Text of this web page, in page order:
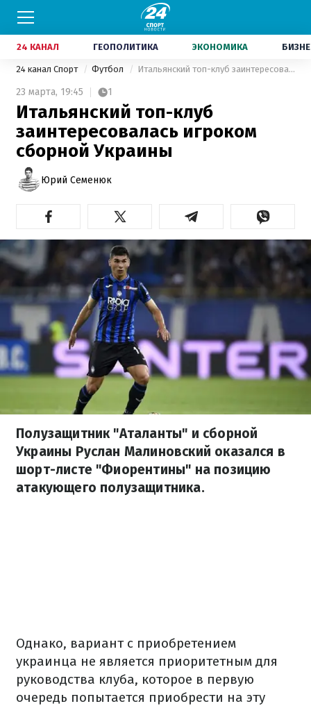
24 КАНАЛ ГЕОПОЛИТИКА ЭКОНОМИКА
24 канал Спорт Футбол Итальянский топ-клуб заинтересовалась игроком сборной Украины
23 марта, 19:45 1
Итальянский топ-клуб
заинтересовалась игроком
сборной Украины
Юрий Семенюк
Полузащитник "Аталанты" и сборной
Украины Руслан Малиновский оказался в
шорт-листе "Фиорентины" на позицию
атакующего полузащитника.
Однако, вариант с приобретением
украинца не является приоритетным для
руководства клуба, которое в первую
очередь попытается приобрести на эту